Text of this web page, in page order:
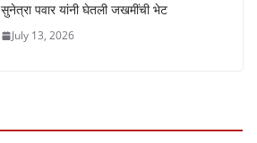
सुनेत्रा पवार यांनी घेतली जखमींची भेट
July 13, 2026